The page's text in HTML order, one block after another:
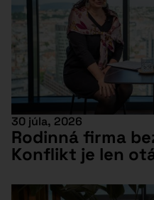
30 júla, 2026
Rodinná firma
Konflikt je len